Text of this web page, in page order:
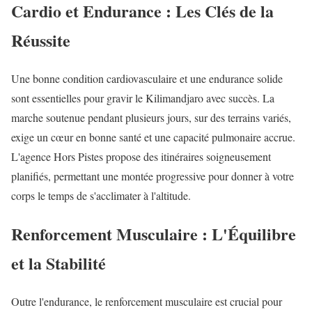
Cardio et Endurance : Les Clés de la
Réussite
Une bonne condition cardiovasculaire et une endurance solide
sont essentielles pour gravir le Kilimandjaro avec succès. La
marche soutenue pendant plusieurs jours, sur des terrains variés,
exige un cœur en bonne santé et une capacité pulmonaire accrue.
L'agence Hors Pistes propose des itinéraires soigneusement
planifiés, permettant une montée progressive pour donner à votre
corps le temps de s'acclimater à l'altitude.
Renforcement Musculaire : L'Équilibre
et la Stabilité
Outre l'endurance, le renforcement musculaire est crucial pour